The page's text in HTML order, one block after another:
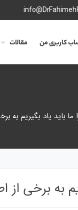
کاربری من مقالات
ما باید یاد بگیریم به
به برخی